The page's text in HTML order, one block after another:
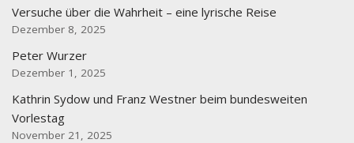
Versuche über die Wahrheit – eine lyrische Reise
Dezember 8, 2025
Peter Wurzer
Dezember 1, 2025
Kathrin Sydow und Franz Westner beim bundesweiten
Vorlestag
November 21, 2025